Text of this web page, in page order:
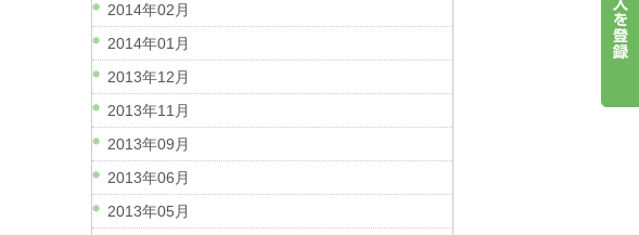
2014年02月
2014年01月
2013年12月
2013年11月
2013年09月
2013年06月
2013年05月